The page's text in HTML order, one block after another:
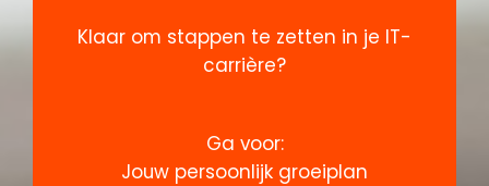
Klaar om stappen te zetten in je IT-
carrière?
Ga voor:
Jouw persoonlijk groeiplan